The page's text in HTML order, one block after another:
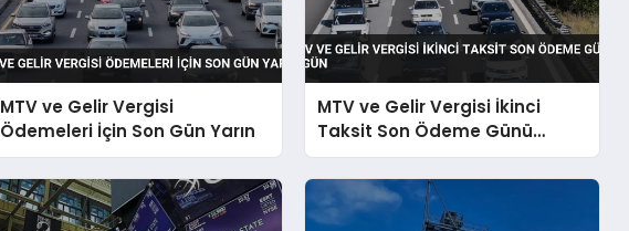
MTV ve Gelir Vergisi
Ödemeleri İçin Son Gün Yarın
MTV ve Gelir Vergisi İkinci
Taksit Son Ödeme Günü
Bugün